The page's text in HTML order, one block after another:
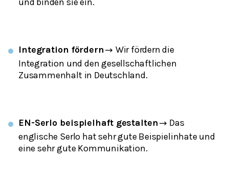
Integration fördern→ Wir fördern die
Integration und den gesellschaftlichen
Zusammenhalt in Deutschland.
EN-Serlo beispielhaft gestalten→ Das
englische Serlo hat sehr gute Beispielinhate und
eine sehr gute Kommunikation.